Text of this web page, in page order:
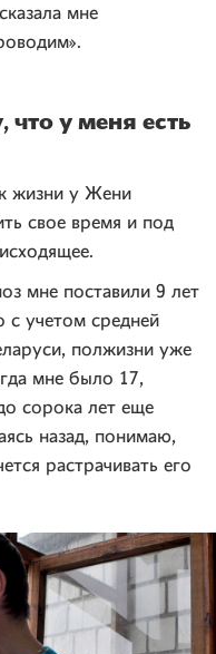
мне
что у меня есть
жизни у Жени
свое время и под
мне поставили 9 лет
с учетом средней
полжизни уже
мне было 17,
сорока лет еще
назад, понимаю,
растрачивать его